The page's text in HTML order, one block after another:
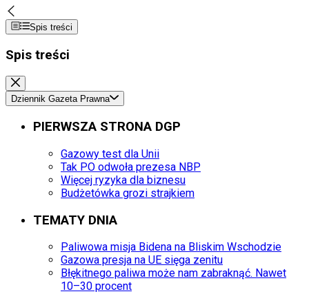
Spis treści
Spis treści
Dziennik Gazeta Prawna
PIERWSZA STRONA DGP
Gazowy test dla Unii
Tak PO odwoła prezesa NBP
Więcej ryzyka dla biznesu
Budżetówka grozi strajkiem
TEMATY DNIA
Paliwowa misja Bidena na Bliskim Wschodzie
Gazowa presja na UE sięga zenitu
Błękitnego paliwa może nam zabraknąć. Nawet
10–30 procent